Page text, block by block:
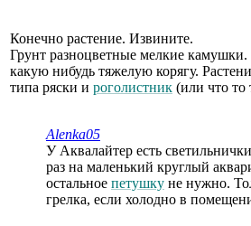
Конечно растение. Извините.
Грунт разноцветные мелкие
какую нибудь тяжелую корягу.
типа ряски и роголистник (или что то
Alenka05
У Аквалайтер есть
раз на маленький круглый
остальное петушку не нужно.
грелка, если холодно в